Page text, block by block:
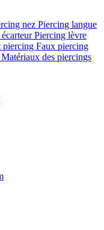
nez Piercing langue
Piercing lèvre
piercing Faux piercing
Matériaux des piercings